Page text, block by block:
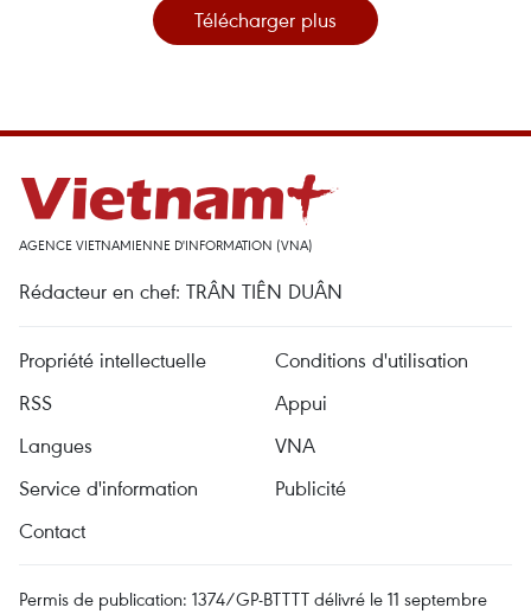
Télécharger plus
AGENCE VIETNAMIENNE D'INFORMATION (VNA)
Rédacteur en chef: TRÂN TIÊN DUÂN
Propriété intellectuelle
Conditions d'utilisation
RSS
Appui
Langues
VNA
Service d'information
Publicité
Contact
Permis de publication: 1374/GP-BTTTT délivré le 11 septembre